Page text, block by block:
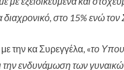
στο 15% ενώ
την κα Συρεγγέλα, «το
την ενδυνάμωση των